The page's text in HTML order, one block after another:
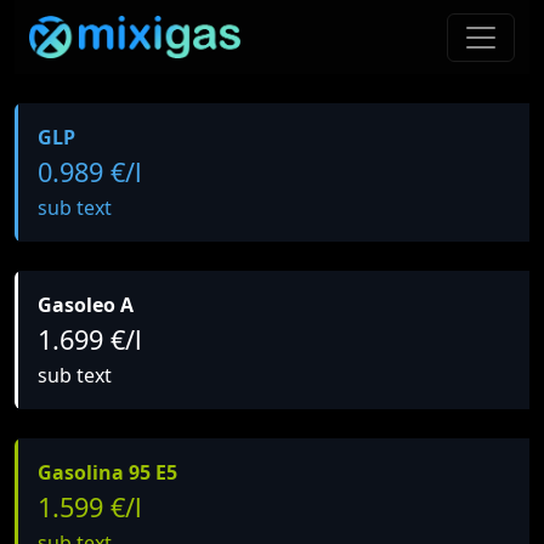
GLP
0.989 €/l
sub text
Gasoleo A
1.699 €/l
sub text
Gasolina 95 E5
1.599 €/l